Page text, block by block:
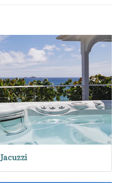
Jacuzzi